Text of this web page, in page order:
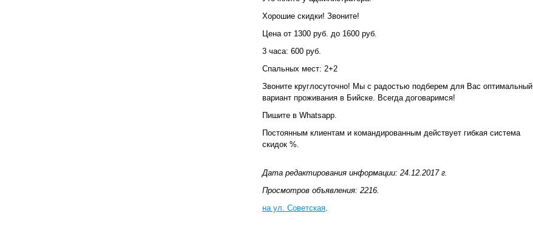
Хорошие скидки! Звоните!
Цена от 1300 руб. до 1600 руб.
3 часа: 600 руб.
Спальных мест: 2+2
Звоните круглосуточно! Мы с радостью подберем для Вас оптимальный
вариант проживания в Бийске. Всегда договаримся!
Пишите в Whatsapp.
Постоянным клиентам и командированным действует гибкая система
скидок %.
Дата редактирования информации: 24.12.2017 г.
Просмотров объявления: 2216.
на ул. Советская.